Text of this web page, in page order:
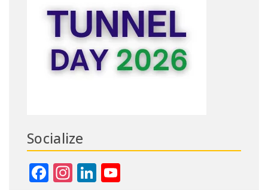
Socialize
Facebook
Instagram
LinkedIn